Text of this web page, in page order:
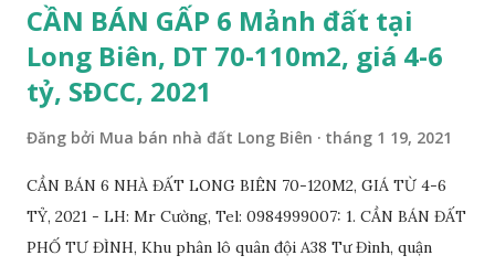
CẦN BÁN GẤP 6 Mảnh đất tại
Long Biên, DT 70-110m2, giá 4-6
tỷ, SĐCC, 2021
Đăng bởi Mua bán nhà đất Long Biên tháng 1 19, 2021
CẦN BÁN 6 NHÀ ĐẤT LONG BIÊN 70-120M2, GIÁ TỪ 4-6
TỶ, 2021 - LH: Mr Cường, Tel: 0984999007: 1. CẦN BÁN ĐẤT
PHỐ TƯ ĐÌNH, Khu phân lô quân đội A38 Tư Đình, quận